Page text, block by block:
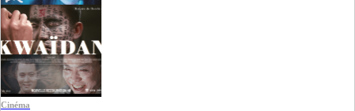
Cinéma